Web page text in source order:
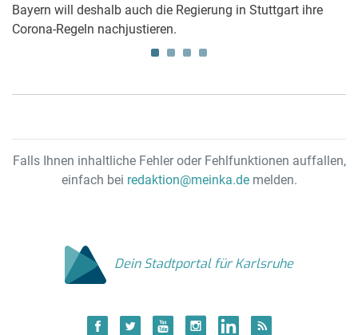
Bayern will deshalb auch die Regierung in Stuttgart ihre
Corona-Regeln nachjustieren.
Falls Ihnen inhaltliche Fehler oder Fehlfunktionen auffallen,
einfach bei redaktion@meinka.demelden.
Dein Stadtportal für Karlsruhe